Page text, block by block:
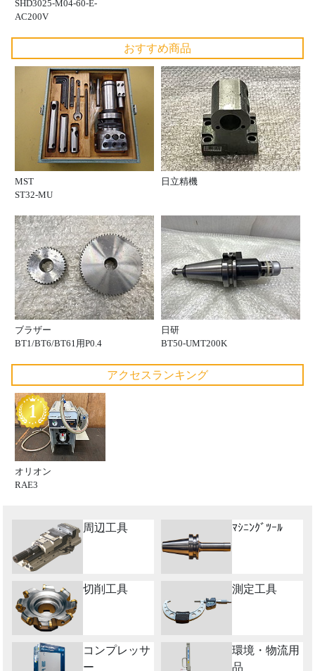
SHD3025-M04-60-E-
AC200V
おすすめ商品
MST
ST32-MU
日立精機
ブラザー
BT1/BT6/BT61用P0.4
日研
BT50-UMT200K
アクセスランキング
オリオン
RAE3
周辺工具 ﾏｼﾆﾝｸﾞﾂｰﾙ
切削工具 測定工具
コンプレッサ
ー
環境・物流用
品